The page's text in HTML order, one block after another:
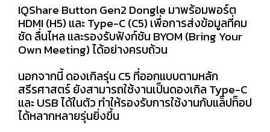
IQShare Button Gen2 Dongle มาพร้อมพอร์ต
HDMI (H5) และ Type-C (C5) เพื่อการส่งข้อมูลที่คม
ชัด ลื่นไหล และรองรับฟังก์ชัน BYOM (Bring Your
Own Meeting) ได้อย่างครบถ้วน
นอกจากนี้ ดองเกิลรุ่น C5 ที่ออกแบบตามหลัก
สรีรศาสตร์ ยังสามารถใช้งานเป็นดองเกิล Type-C
และ USB ได้ในตัว ทำให้รองรับการใช้งานกับแล็ปท็อป
ได้หลากหลายรุ่นยิ่งขึ้น